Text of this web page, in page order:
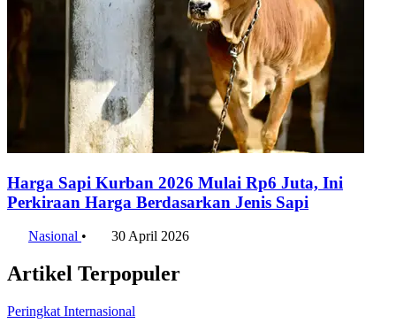
Harga Sapi Kurban 2026 Mulai Rp6 Juta, Ini
Perkiraan Harga Berdasarkan Jenis Sapi
Nasional • 30 April 2026
Artikel Terpopuler
Peringkat Internasional